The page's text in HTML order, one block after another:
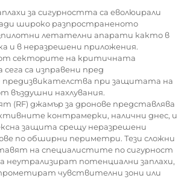
за сигурността са еволюирали
широко разпространеното
летателни апарати както в
и в неразрешени приложения.
секторите на критичната
са изправени пред
предизвикателства при защитата на
въздушни нахлувания.
(RF) джамър за дронове представлява
контрамерки, налични днес, и
защита срещу неразрешени
по обширни периметри. Тези сложни
на специалистите по сигурност
неутрализират потенциални заплахи,
чувствителни зони или